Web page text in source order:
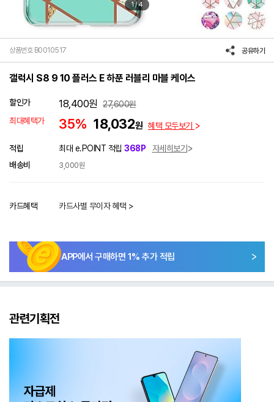
1/4
상품번호 B0010517 공유하기
갤럭시 S8 9 10 플러스 E 하푼 러블리 마블 케이스
할인가 18,400원 27,600원
최대혜택가
35% 18,032원 혜택 모두보기
적립 최대 e.POINT 적립 368P
자세히보기
배송비
3,000원
카드혜택 카드사별 무이자 혜택 >
APP에서 구매하면 1% 추가 적립
관련기획전